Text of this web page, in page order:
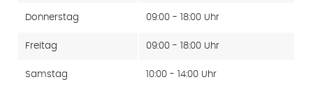
Donnerstag 09:00 - 18:00 Uhr
Freitag 09:00 - 18:00 Uhr
Samstag 10:00 - 14:00 Uhr